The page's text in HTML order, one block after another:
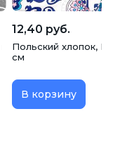
12,40 руб.
Польский хлопок,
см
В корзину